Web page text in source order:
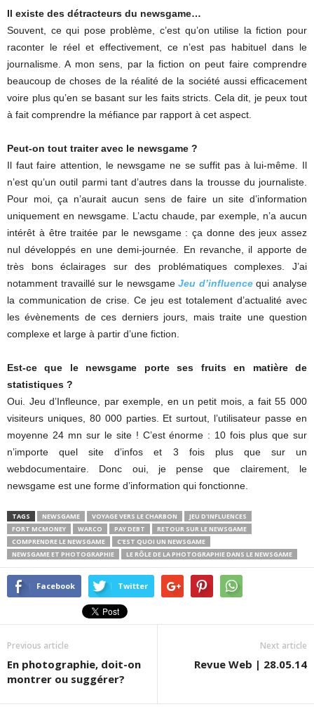
Il existe des détracteurs du newsgame…
Souvent, ce qui pose problème, c’est qu’on utilise la fiction pour
raconter le réel et effectivement, ce n’est pas habituel dans le
journalisme. A mon sens, par la fiction on peut faire comprendre
beaucoup de choses de la réalité de la société aussi efficacement
voire plus qu’en se basant sur les faits stricts. Cela dit, je peux tout
à fait comprendre la méfiance par rapport à cet aspect.
Peut-on tout traiter avec le newsgame ?
Il faut faire attention, le newsgame ne se suffit pas à lui-même. Il
n’est qu’un outil parmi tant d’autres dans la trousse du journaliste.
Pour moi, ça n’aurait aucun sens de faire un site d’information
uniquement en newsgame. L’actu chaude, par exemple, n’a aucun
intérêt à être traitée par le newsgame : ça donne des jeux assez
nul développés en une demi-journée. En revanche, il apporte de
très bons éclairages sur des problématiques complexes. J’ai
notamment travaillé sur le newsgameJeu d’influencequi analyse
la communication de crise. Ce jeu est totalement d’actualité avec
les évènements de ces derniers jours, mais traite une question
complexe et large à partir d’une fiction.
Est-ce que le newsgame porte ses fruits en matière de
statistiques ?
Oui. Jeu d’Infleunce, par exemple, en un petit mois, a fait 55 000
visiteurs uniques, 80 000 parties. Et surtout, l’utilisateur passe en
moyenne 24 mn sur le site ! C’est énorme : 10 fois plus que sur
n’importe quel site d’infos et 3 fois plus que sur un
webdocumentaire. Donc oui, je pense que clairement, le
newsgame est une forme d’information qui fonctionne.
TAGS NEWSGAME VOYAGE VERS LE CHARBON
JEU D'INFLUENCES
FORT MCMONEY
WARCO PAY DEBT
RETOUR SUR LE NEWSGAME
COMPRENDRE LE NEWSGAME
C'EST QUOI UN NEWSGAME
NEWSGAME ET PHOTOGRAPHIE
LE RÔLE DE LA PHOTOGRAPHIE DANS LE NEWSGAME
Facebook Twitter
Previous article
En photographie, doit-on
montrer ou suggérer?
Next article
Revue Web | 28.05.14